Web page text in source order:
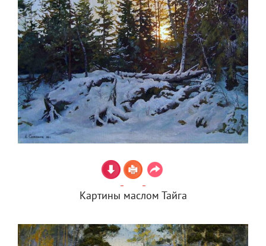
Картины маслом Тайга